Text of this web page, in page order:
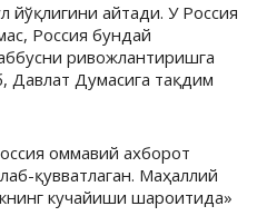
йўқлигини айтади. У Россия
Россия бундай
ривожлантиришга
Давлат Думасига тақдим
оммавий ахборот
қувватлаган. Маҳаллий
кучайиши шароитида»